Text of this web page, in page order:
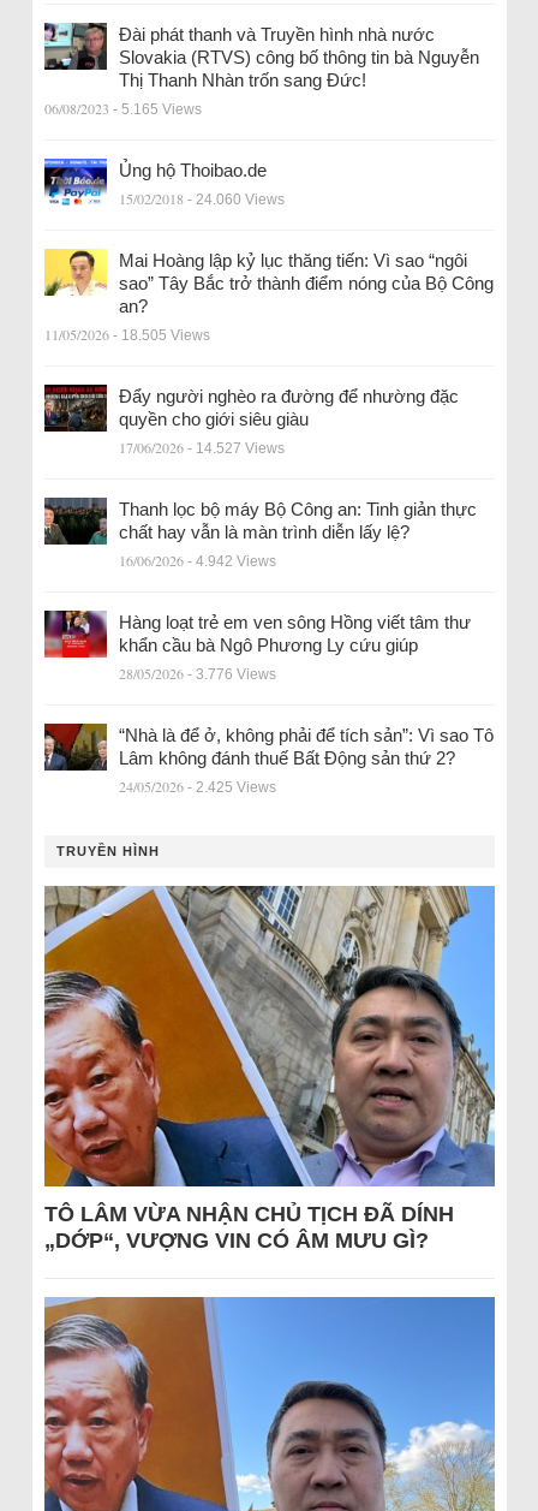
Đài phát thanh và Truyền hình nhà nước
Slovakia (RTVS) công bố thông tin bà Nguyễn
Thị Thanh Nhàn trốn sang Đức!
06/08/2023 - 5.165 Views
Ủng hộ Thoibao.de
15/02/2018 - 24.060 Views
Mai Hoàng lập kỷ lục thăng tiến: Vì sao “ngôi
sao” Tây Bắc trở thành điểm nóng của Bộ Công
an?
11/05/2026 - 18.505 Views
Đẩy người nghèo ra đường để nhường đặc
quyền cho giới siêu giàu
17/06/2026 - 14.527 Views
Thanh lọc bộ máy Bộ Công an: Tinh giản thực
chất hay vẫn là màn trình diễn lấy lệ?
16/06/2026 - 4.942 Views
Hàng loạt trẻ em ven sông Hồng viết tâm thư
khẩn cầu bà Ngô Phương Ly cứu giúp
28/05/2026 - 3.776 Views
“Nhà là để ở, không phải để tích sản”: Vì sao Tô
Lâm không đánh thuế Bất Động sản thứ 2?
24/05/2026 - 2.425 Views
TRUYỀN HÌNH
TÔ LÂM VỪA NHẬN CHỦ TỊCH ĐÃ DÍNH
„DỚP“, VƯỢNG VIN CÓ ÂM MƯU GÌ?